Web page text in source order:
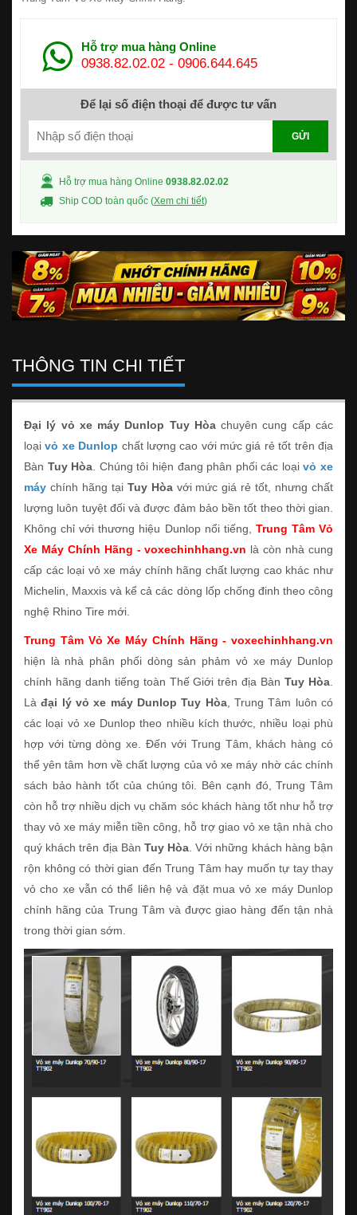
Hỗ trợ mua hàng Online
0938.82.02.02 - 0906.644.645
Để lại số điện thoại để được tư vấn
GỬI
Hỗ trợ mua hàng Online 0938.82.02.02
Ship COD toàn quốc (Xem chi tiết)
THÔNG TIN CHI TIẾT
Đại lý vỏ xe máy Dunlop Tuy Hòachuyên cung cấp các
loạivỏ xe Dunlop chất lượng cao với mức giá rẻ tốt trên địa
Bàn Tuy Hòa . Chúng tôi hiện đang phân phối các loạivỏ xe
máy chính hãng tại Tuy Hòavới mức giá rẻ tốt, nhưng chất
lượng luôn tuyệt đối và được đảm bảo bền tốt theo thời gian.
Không chỉ với thương hiệu Dunlop nổi tiếng, Trung Tâm Vỏ
Xe Máy Chính Hãng - voxechinhhang.vn là còn nhà cung
cấp các loại vỏ xe máy chính hãng chất lượng cao khác như
Michelin, Maxxis và kể cả các dòng lốp chống đinh theo công
nghệ Rhino Tire mới.
Trung Tâm Vỏ Xe Máy Chính Hãng - voxechinhhang.vn
hiện là nhà phân phối dòng sản phảm vỏ xe máy Dunlop
chính hãng danh tiếng toàn Thế Giới trên địa BànTuy Hòa
Làđại lý vỏ xe máy Dunlop Tuy Hòa, Trung Tâm luôn có
các loại vỏ xe Dunlop theo nhiều kích thước, nhiều loại phù
hợp với từng dòng xe. Đến với Trung Tâm, khách hàng có
thể yên tâm hơn về chất lượng của vỏ xe máy nhờ các chính
sách bảo hành tốt của chúng tôi. Bên cạnh đó, Trung Tâm
còn hỗ trợ nhiều dịch vụ chăm sóc khách hàng tốt như hỗ trợ
thay vỏ xe máy miễn tiền công, hỗ trợ giao vỏ xe tận nhà cho
quý khách trên địa Bàn Tuy Hòa . Với những khách hàng bận
rộn không có thời gian đến Trung Tâm hay muốn tự tay thay
vỏ cho xe vẫn có thể liên hệ và đặt mua vỏ xe máy Dunlop
chính hãng của Trung Tâm và được giao hàng đến tận nhà
trong thời gian sớm.